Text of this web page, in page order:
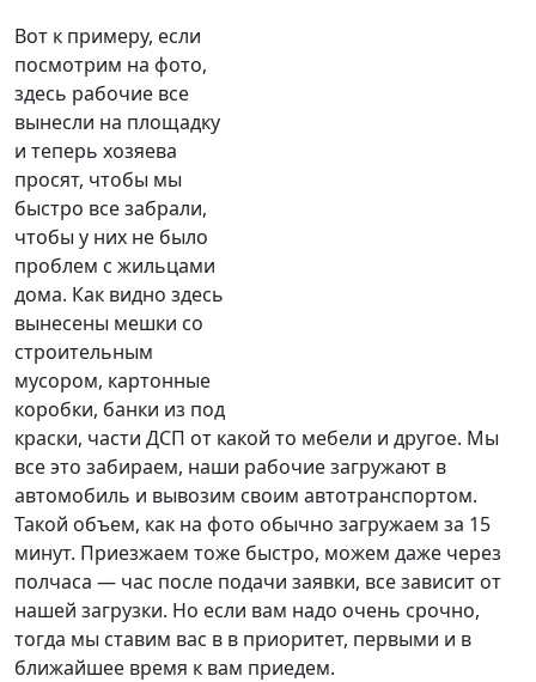
Вот к примеру, если
посмотрим на фото,
здесь рабочие все
вынесли на площадку
и теперь хозяева
просят, чтобы мы
быстро все забрали,
чтобы у них не было
проблем с жильцами
дома. Как видно здесь
вынесены мешки со
строительным
мусором, картонные
коробки, банки из под
краски, части ДСП от какой то мебели и другое. Мы
все это забираем, наши рабочие загружают в
автомобиль и вывозим своим автотранспортом.
Такой объем, как на фото обычно загружаем за 15
минут. Приезжаем тоже быстро, можем даже через
полчаса — час после подачи заявки, все зависит от
нашей загрузки. Но если вам надо очень срочно,
тогда мы ставим вас в в приоритет, первыми и в
ближайшее время к вам приедем.